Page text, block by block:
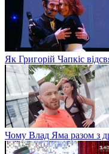
Як Григорій Чапкіс
Чому Влад Яма разом з